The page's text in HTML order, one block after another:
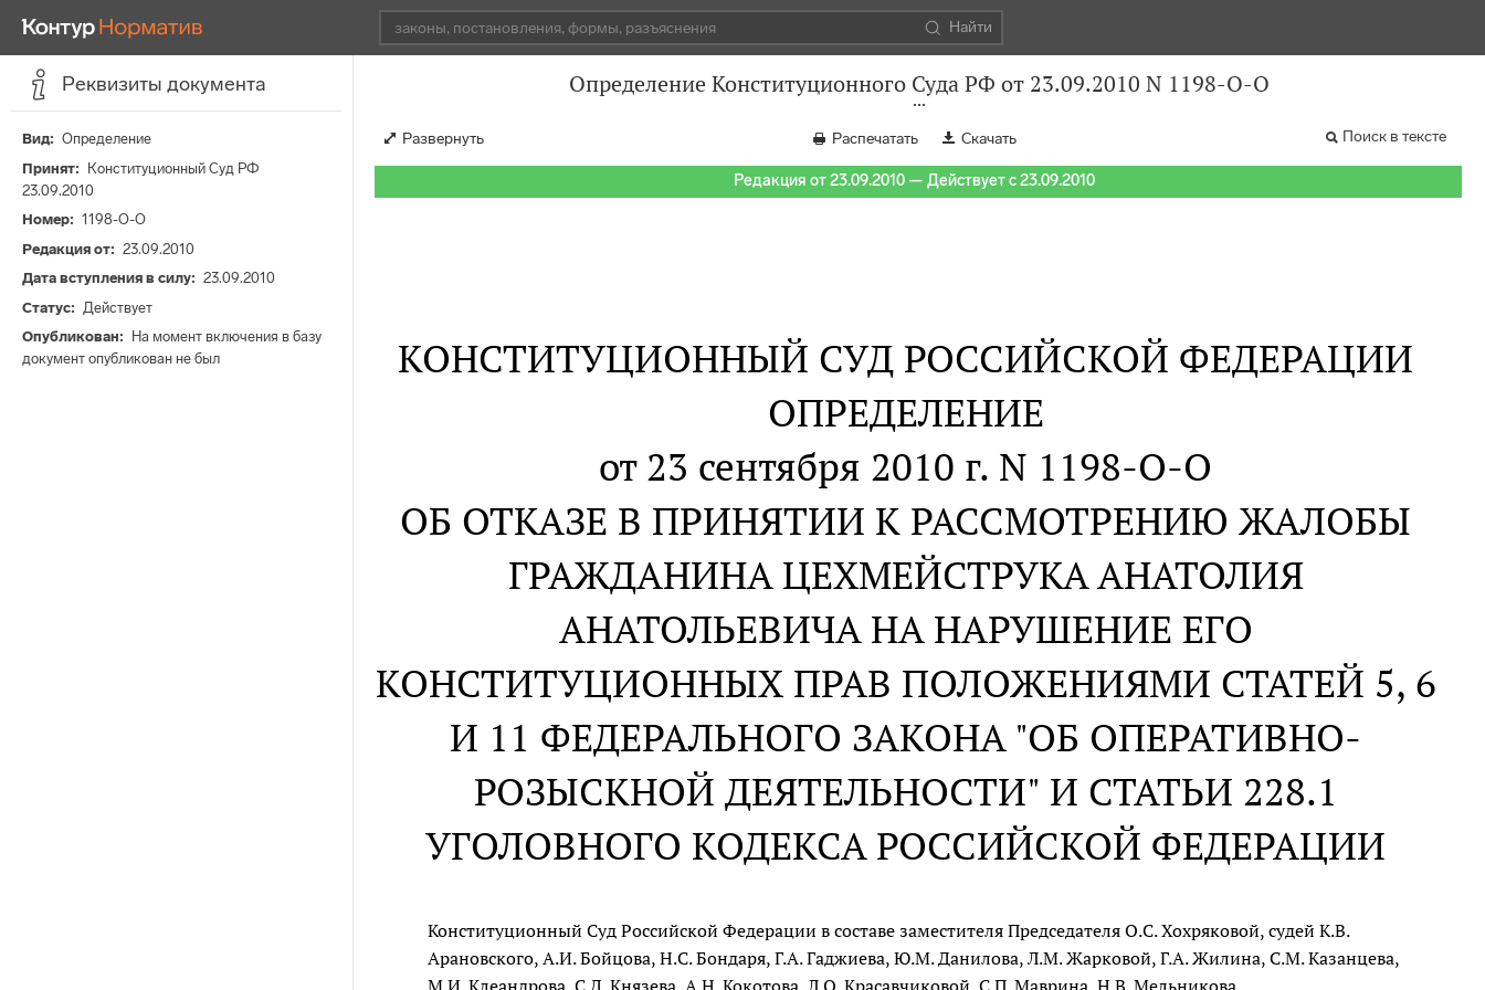
Найти
Реквизиты документа
Вид
Определение
Принят
Конституционный Суд РФ
23.09.2010
Номер
1198-О-О
Редакция от
23.09.2010
Дата вступления в силу
23.09.2010
Статус
Действует
Опубликован
На момент включения в базу
документ опубликован не был
Определение Конституционного Суда РФ от 23.09.2010 N 1198-О-О
Развернуть Распечатать Скачать Поиск в тексте
Редакция от 23.09.2010 — Действует с 23.09.2010
КОНСТИТУЦИОННЫЙ СУД РОССИЙСКОЙ ФЕДЕРАЦИИ
ОПРЕДЕЛЕНИЕ
от 23 сентября 2010 г. N 1198-О-О
ОБ ОТКАЗЕ В ПРИНЯТИИ К РАССМОТРЕНИЮ ЖАЛОБЫ
ГРАЖДАНИНА ЦЕХМЕЙСТРУКА АНАТОЛИЯ
АНАТОЛЬЕВИЧА НА НАРУШЕНИЕ ЕГО
КОНСТИТУЦИОННЫХ ПРАВ ПОЛОЖЕНИЯМИ СТАТЕЙ 5, 6
И 11 ФЕДЕРАЛЬНОГО ЗАКОНА "ОБ ОПЕРАТИВНО-
РОЗЫСКНОЙ ДЕЯТЕЛЬНОСТИ" И СТАТЬИ 228.1
УГОЛОВНОГО КОДЕКСА РОССИЙСКОЙ ФЕДЕРАЦИИ
Конституционный Суд Российской Федерации в составе заместителя Председателя О.С. Хохряковой, судей К.В.
Арановского, А.И. Бойцова, Н.С. Бондаря, Г.А. Гаджиева, Ю.М. Данилова, Л.М. Жарковой, Г.А. Жилина, С.М. Казанцева,
М.И. Клеандрова, С.Д. Князева, А.Н. Кокотова, Л.О. Красавчиковой, С.П. Маврина, Н.В. Мельникова,